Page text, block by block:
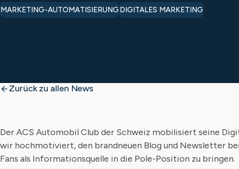
MARKETING-AUTOMATISIERUNGDIGITALES MARKETING
Zurück zu allen News
Der ACS Automobil Club der Schweiz mobilisiert seine
wir hochmotiviert, den brandneuen Blog und Newsletter
Fans als Informationsquelle in die Pole-Position zu bringen.